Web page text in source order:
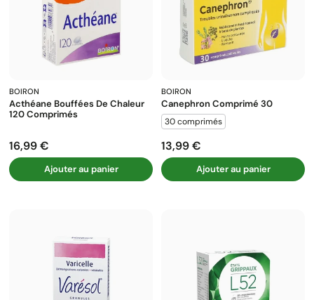
BOIRON
Acthéane Bouffées De Chaleur
120 Comprimés
Prix
16,99 €
Ajouter au panier
BOIRON
Canephron Comprimé 30
30 comprimés
Prix
13,99 €
Ajouter au panier